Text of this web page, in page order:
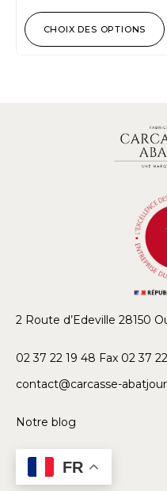
CHOIX DES OPTIONS
2 Route d’Edeville 28150
02 37 22 19 48 Fax 02 37 22
contact@carcasse-
Notre blog
FR